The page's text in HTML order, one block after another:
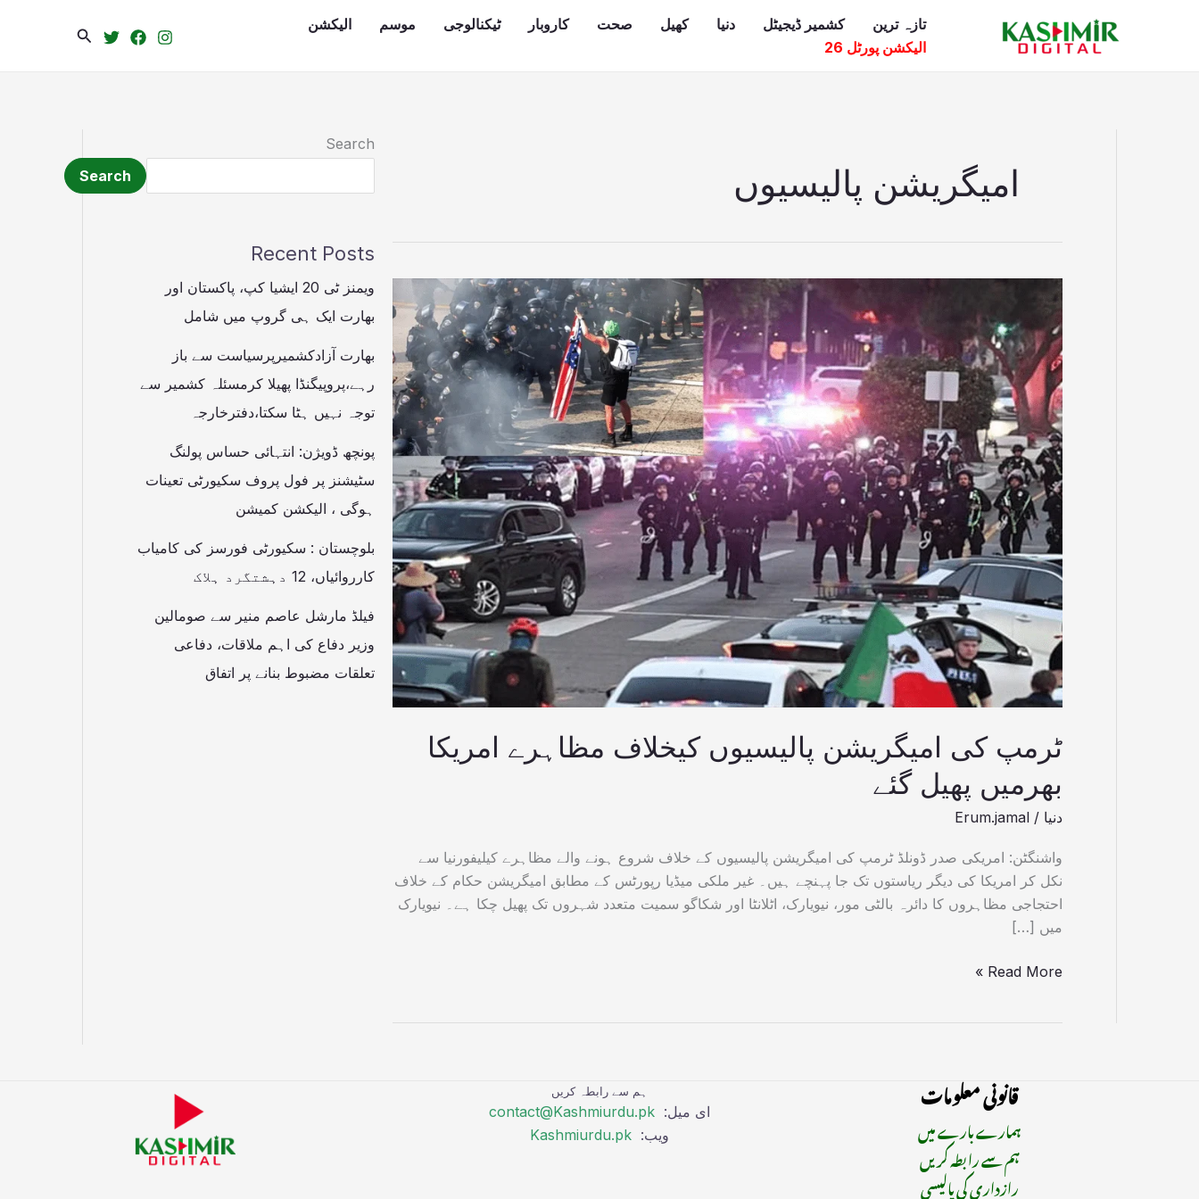
تازہ ترین کشمیر ڈیجیٹل دنیا کھیل صحت کاروبار ٹیکنالوجی موسم
الیکشن
الیکشن پورٹل 26
Search
امیگریشن پالیسیوں
ٹرمپ کی امیگریشن پالیسیوں کیخلاف مظاہرے امریکا
بھرمیں پھیل گئے
دنیا /
Erum.jamal
واشنگٹن: امریکی صدر ڈونلڈ ٹرمپ کی امیگریشن پالیسیوں کے خلاف شروع ہونے والے مظاہرے کیلیفورنیا سے
نکل کر امریکا کی دیگر ریاستوں تک جا پہنچے ہیں۔ غیر ملکی میڈیا رپورٹس کے مطابق امیگریشن حکام کے خلاف
احتجاجی مظاہروں کا دائرہ بالٹی مور، نیویارک، اٹلانٹا اور شکاگو سمیت متعدد شہروں تک پھیل چکا ہے۔ نیویارک
میں […]
ٹرمپ
کی
امیگریشن
پالیسیوں
کیخلاف
مظاہرے
امریکا
بھرمیں
پھیل
گئے
Read More »
Search
Search
Recent Posts
ویمنز ٹی 20 ایشیا کپ، پاکستان اور
بھارت ایک ہی گروپ میں شامل
بھارت آزادکشمیرپرسیاست سے باز
رہے،پروپیگنڈا پھیلا کرمسئلہ کشمیر سے
توجہ نہیں ہٹا سکتا،دفترخارجہ
پونچھ ڈویژن: انتہائی حساس پولنگ
سٹیشنز پر فول پروف سکیورٹی تعینات
ہوگی ، الیکشن کمیشن
بلوچستان : سکیورٹی فورسز کی کامیاب
کارروائیاں، 12 دہشتگرد ہلاک
فیلڈ مارشل عاصم منیر سے صومالین
وزیر دفاع کی اہم ملاقات، دفاعی
تعلقات مضبوط بنانے پر اتفاق
قانونی معلومات
ہمارے بارے میں
ہم سے رابطہ کریں
رازداری کی پالیسی
ہم سے رابطہ کریں
ای میل: contact@Kashmiurdu.pk
ویب: Kashmiurdu.pk